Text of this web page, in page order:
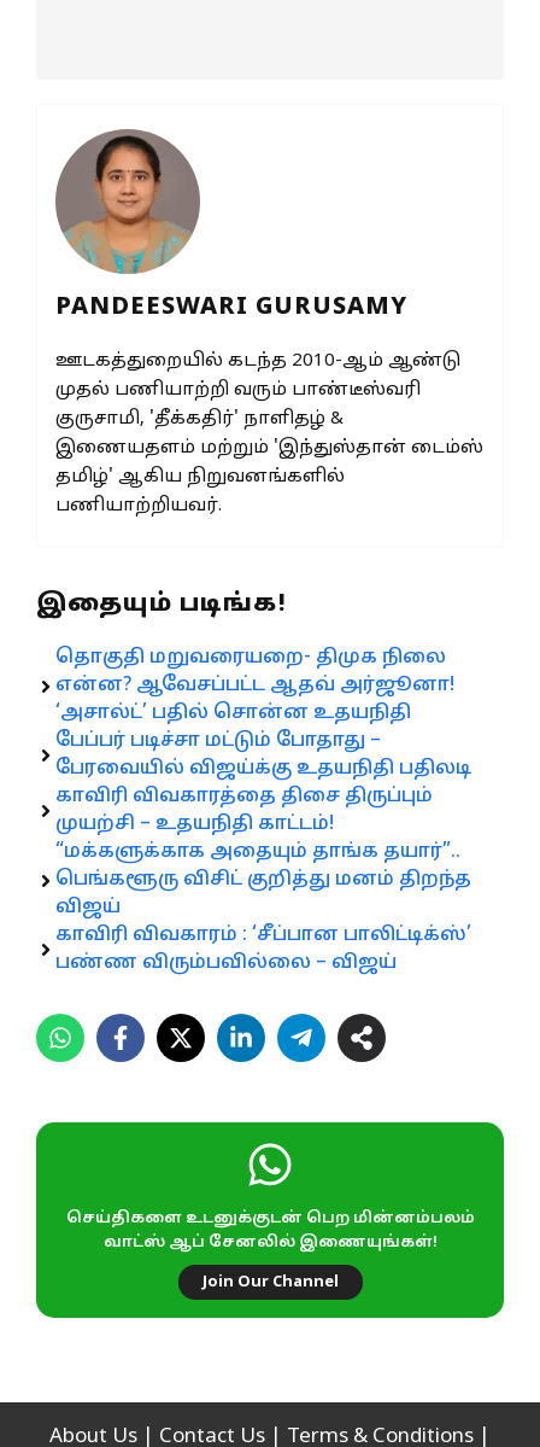
PANDEESWARI GURUSAMY
ஊடகத்துறையில் கடந்த 2010-ஆம் ஆண்டு
முதல் பணியாற்றி வரும் பாண்டீஸ்வரி
குருசாமி, 'தீக்கதிர்' நாளிதழ் &
இணையதளம் மற்றும் 'இந்துஸ்தான் டைம்ஸ்
தமிழ்' ஆகிய நிறுவனங்களில்
பணியாற்றியவர்.
இதையும் படிங்க!
தொகுதி மறுவரையறை- திமுக நிலை
என்ன? ஆவேசப்பட்ட ஆதவ் அர்ஜூனா!
‘அசால்ட்’ பதில் சொன்ன உதயநிதி
பேப்பர் படிச்சா மட்டும் போதாது –
பேரவையில் விஜய்க்கு உதயநிதி பதிலடி
காவிரி விவகாரத்தை திசை திருப்பும்
முயற்சி – உதயநிதி காட்டம்!
“மக்களுக்காக அதையும் தாங்க தயார்”..
பெங்களூரு விசிட் குறித்து மனம் திறந்த
விஜய்
காவிரி விவகாரம் : ‘சீப்பான பாலிட்டிக்ஸ்’
பண்ண விரும்பவில்லை – விஜய்
செய்திகளை உடனுக்குடன் பெற மின்னம்பலம்
வாட்ஸ் ஆப் சேனலில் இணையுங்கள்!
Join Our Channel
About Us Contact Us Terms & Conditions